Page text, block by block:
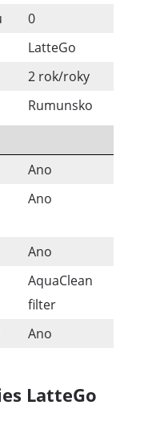
0
LatteGo
2 rok/roky
Rumunsko
Ano
Ano
Ano
AquaClean
filter
Ano
LatteGo